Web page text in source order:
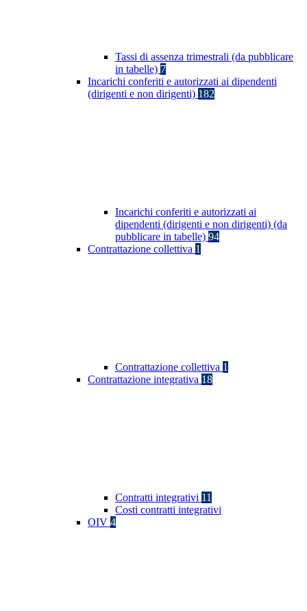
Tassi di assenza trimestrali (da pubblicare
in tabelle) 7
Incarichi conferiti e autorizzati ai dipendenti
(dirigenti e non dirigenti) 182
Incarichi conferiti e autorizzati ai
dipendenti (dirigenti e non dirigenti) (da
pubblicare in tabelle) 94
Contrattazione collettiva 1
Contrattazione collettiva 1
Contrattazione integrativa 18
Contratti integrativi 11
Costi contratti integrativi
OIV 4